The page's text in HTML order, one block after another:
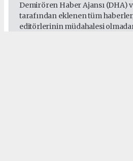
Demirören Haber Ajansı (DHA)
tarafından eklenen tüm
editörlerinin müdahalesi